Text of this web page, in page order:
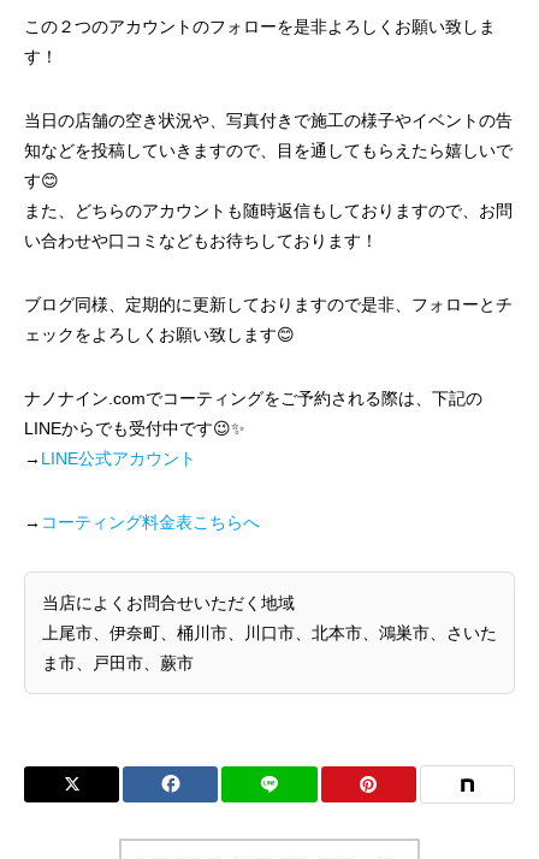
この２つのアカウントのフォローを是非よろしくお願い致しま
す！
当日の店舗の空き状況や、写真付きで施工の様子やイベントの告
知などを投稿していきますので、目を通してもらえたら嬉しいで
す😊
また、どちらのアカウントも随時返信もしておりますので、お問
い合わせや口コミなどもお待ちしております！
ブログ同様、定期的に更新しておりますので是非、フォローとチ
ェックをよろしくお願い致します😊
ナノナイン.comでコーティングをご予約される際は、下記の
LINEからでも受付中です😉✨
→ LINE公式アカウント
→ コーティング料金表こちらへ
当店によくお問合せいただく地域
上尾市、伊奈町、桶川市、川口市、北本市、鴻巣市、さいた
ま市、戸田市、蕨市